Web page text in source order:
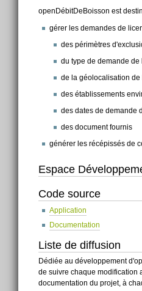
openDébitDeBoisson est
gérer les demandes de
des périmètres
du type de demande de
de la géolocalisation de
des établissements
des dates de demande
des document fournis
générer les récépissés de
Espace
Code source
Application
Documentation
Liste de diffusion
Dédiée au développement
de suivre chaque modification
documentation du projet, à